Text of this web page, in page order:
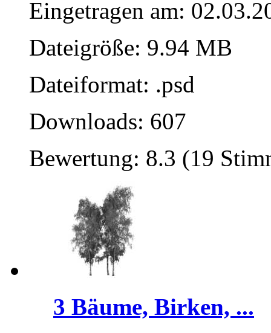
Eingetragen am:
Dateigröße: 9.94 MB
Dateiformat: .psd
Downloads: 607
Bewertung: 8.3 (19
3 Bäume, Birken, ...